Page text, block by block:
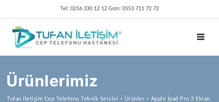
Tel: 0216 330 12 12 Gsm: 0553 711 72 72
Ürünlerimiz
Tufan İletişim Cep Telefonu Teknik Servisi > Ürünler > Apple İpad Pro 3 Ekran